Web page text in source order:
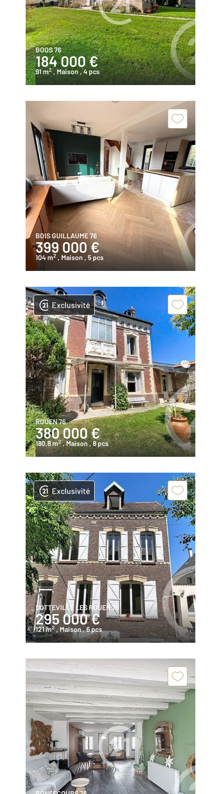
BOOS 76
184 000 €
91 m2 , Maison , 4 pcs
BOIS GUILLAUME 76
399 000 €
104 m2 , Maison , 5 pcs
Exclusivité
ROUEN 76
380 000 €
180,8 m2 , Maison, 8 pcs
Exclusivité
SOTTEVILLE LES ROUEN 76
295 000 €
121 m2 , Maison, 6 pcs